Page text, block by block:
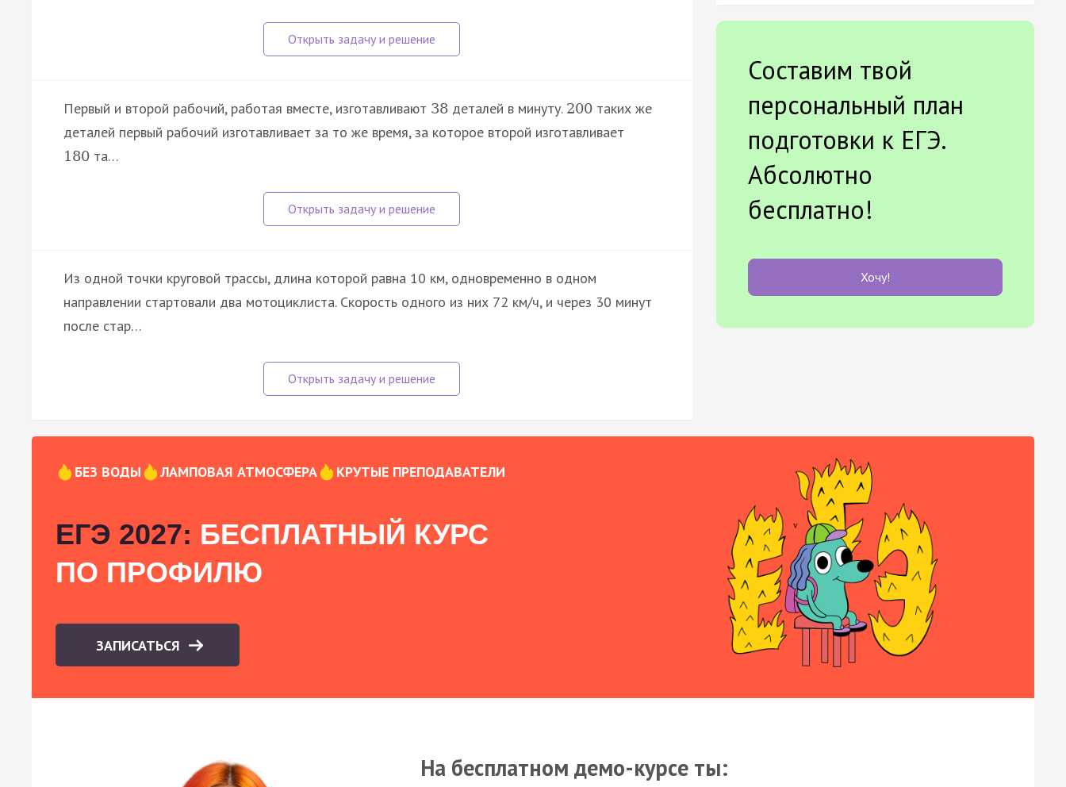
Первый и второй рабочий, работая вместе, изготавливают 38 деталей в минуту. 200 таких же
деталей первый рабочий изготавливает за то же время, за которое второй изготавливает
180 та…
Из одной точки круговой трассы, длина которой равна 10 км, одновременно в одном
направлении стартовали два мотоциклиста. Скорость одного из них 72 км/ч, и через 30 минут
после стар…
Составим твой
персональный план
подготовки к ЕГЭ.
Абсолютно
бесплатно!
Хочу!
БЕЗ ВОДЫ ЛАМПОВАЯ АТМОСФЕРА КРУТЫЕ ПРЕПОДАВАТЕЛИ
ЕГЭ 2027: БЕСПЛАТНЫЙ КУРС
ПО ПРОФИЛЮ
ЗАПИСАТЬСЯ
На бесплатном демо-курсе ты: